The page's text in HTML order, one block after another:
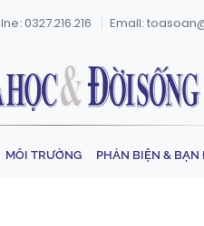
0327.216.216 Email:
MÔI TRƯỜNG PHẢN BIỆN & BẠN